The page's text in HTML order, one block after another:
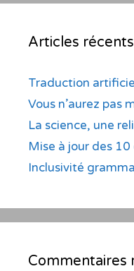
Articles récents
Traduction
Vous n’aurez pas
La science, une
Mise à jour des
Inclusivité
Commentaires